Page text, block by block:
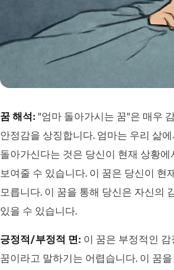
꿈 해석: "엄마 돌아가시는 꿈"은 매우
안정감을 상징합니다. 엄마는 우리 삶
돌아가신다는 것은 당신이 현재 상황
보여줄 수 있습니다. 이 꿈은 당신이
모릅니다. 이 꿈을 통해 당신은 자신의
있을 수 있습니다.
긍정적/부정적 면: 이 꿈은 부정적인
꿈이라고 말하기는 어렵습니다. 이 꿈